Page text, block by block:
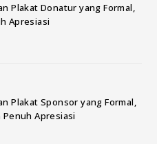
Plakat Donatur yang Formal,
Apresiasi
Plakat Sponsor yang Formal,
Apresiasi